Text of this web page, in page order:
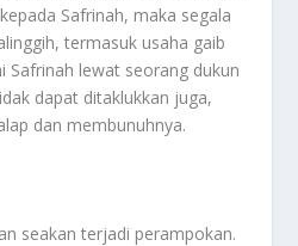
Safrinah, maka segala
termasuk usaha gaib
Safrinah lewat seorang dukun
dapat ditaklukkan juga,
dan membunuhnya.
seakan terjadi perampokan.